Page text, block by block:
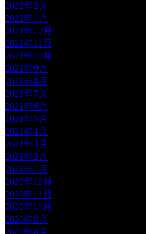
2022年2月
2022年1月
2021年12月
2021年11月
2021年10月
2021年9月
2021年8月
2021年7月
2021年6月
2021年5月
2021年4月
2021年3月
2021年2月
2021年1月
2020年12月
2020年11月
2020年10月
2020年9月